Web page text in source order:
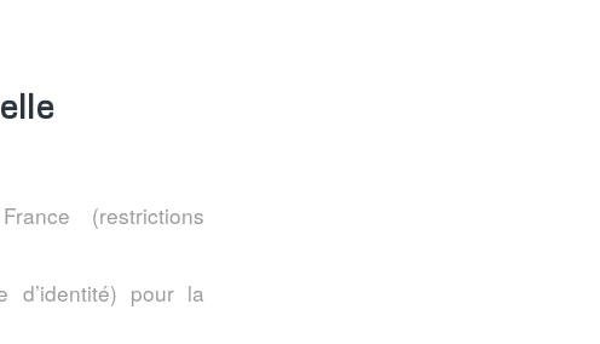
(restrictions
d’identité) pour la